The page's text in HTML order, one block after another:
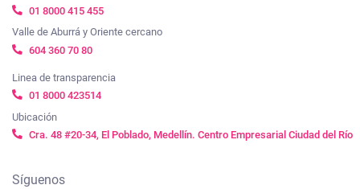
01 8000 415 455
Valle de Aburrá y Oriente cercano
604 360 70 80
Linea de transparencia
01 8000 423514
Ubicación
Cra. 48 #20-34, El Poblado, Medellín. Centro Empresarial Ciudad del Río
Síguenos